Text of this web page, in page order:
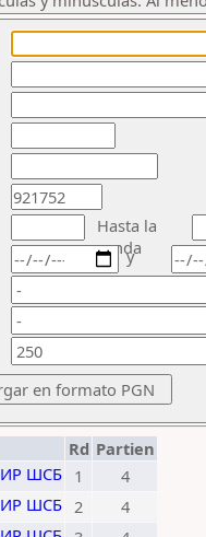
Hasta la
ronda
y
Rd Partien
ШСБ 1
4
ШСБ 2
4